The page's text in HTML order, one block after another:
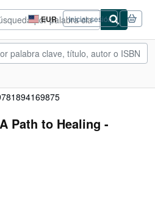
EUR
Preferencias
de
compra
del
Iniciar sesión
Path to Healing -